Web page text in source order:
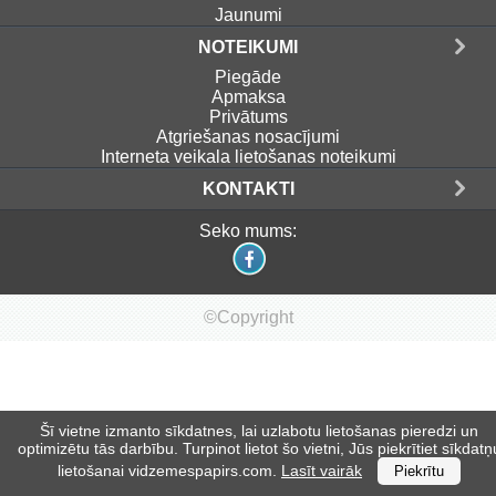
Jaunumi
NOTEIKUMI
Piegāde
Apmaksa
Privātums
Atgriešanas nosacījumi
Interneta veikala lietošanas noteikumi
KONTAKTI
Seko mums:
©Copyright
Šī vietne izmanto sīkdatnes, lai uzlabotu lietošanas pieredzi un
optimizētu tās darbību. Turpinot lietot šo vietni, Jūs piekrītiet
lietošanai vidzemespapirs.com. Lasīt vairāk Piekrītu